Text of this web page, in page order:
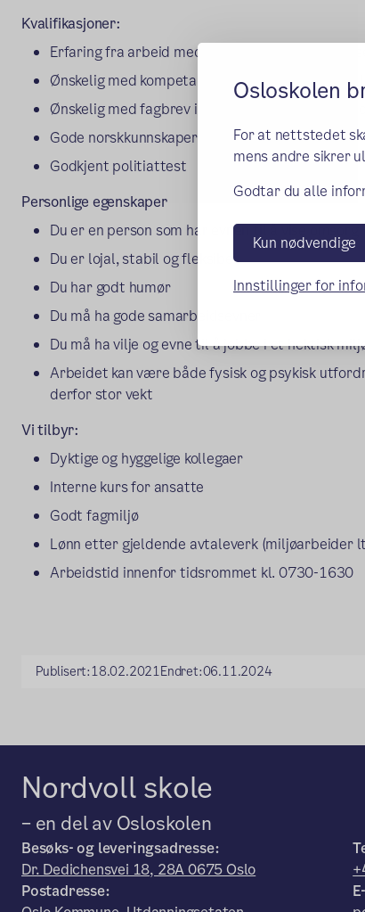
Osloskolen
For at nettstedet
mens andre sikrer
Godtar du alle
Kun nødvendige
Innstillinger for
Kvalifikasjoner:
Erfaring fra arbeid med mennesker med
Ønskelig med kompetanse i håndtering av
Ønskelig med fagbrev i barne- og
Gode norskkunnskaper
Godkjent politiattest
Personlige egenskaper
Du er en person som har evnen til å vise omsorg
Du er lojal, stabil og fleksibel
Du har godt humør
Du må ha gode samarbeidsevner
Du må ha vilje og evne til å jobbe i et hektisk
Arbeidet kan være både fysisk og psykisk
derfor stor vekt
Vi tilbyr:
Dyktige og hyggelige kollegaer
Interne kurs for ansatte
Godt fagmiljø
Lønn etter gjeldende avtaleverk (miljøarbeider
Arbeidstid innenfor tidsrommet kl. 0730-1630
Publisert:18.02.2021Endret:06.11.2024
Nordvoll skole
– en del av Osloskolen
Besøks- og leveringsadresse:
Dr. Dedichensvei 18, 28A 0675 Oslo
Postadresse: